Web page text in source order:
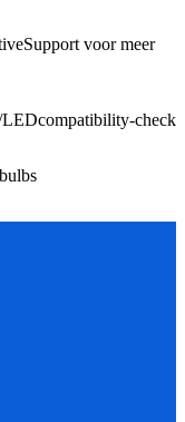
voor meer
check